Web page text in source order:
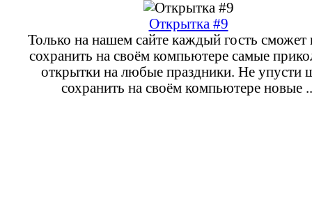
Открытка #9
Только на нашем сайте каждый гость сможет
сохранить на своём компьютере самые
открытки на любые праздники. Не упусти
сохранить на своём компьютере новые